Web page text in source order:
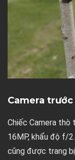
Camera trước
Chiếc Camera
16MP, khẩu độ f/
cũng được trang